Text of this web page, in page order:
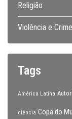
Religião
Violência e
Tags
América Latina
ciência Copa do